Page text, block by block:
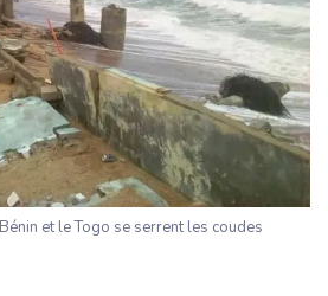
et le Togo se serrent les coudes